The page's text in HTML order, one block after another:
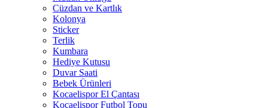
Cüzdan ve Kartlık
Kolonya
Sticker
Terlik
Kumbara
Hediye Kutusu
Duvar Saati
Bebek Ürünleri
Kocaelispor El Çantası
Kocaelispor Futbol Topu